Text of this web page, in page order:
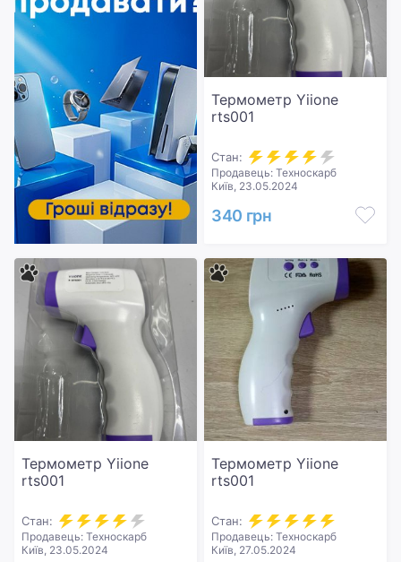
Термометр Yiione
rts001
Стан:
Продавець: Техноскарб
Київ, 23.05.2024
340 грн
Термометр Yiione
rts001
Стан:
Продавець: Техноскарб
Київ, 23.05.2024
Термометр Yiione
rts001
Стан:
Продавець: Техноскарб
Київ, 27.05.2024